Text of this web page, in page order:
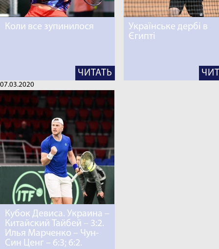
Коли все зупинилося
ЧИТАТЬ
Українське дербі в
Єгипті
07.03.2020
Кубок Девиса. Украина –
Китайский Тайбей – 3:2.
Илья Марченко – Чун-
Син Ценг – 6:3; 6:2.